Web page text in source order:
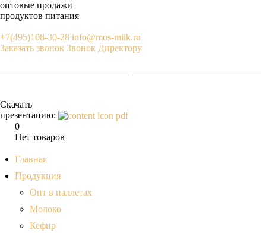
оптовые продажи
продуктов питания
+7(495)108-30-28 info@mos-milk.ru
Заказать звонок Звонок Директору
Скачать
презентацию:
0
Нет товаров
Главная
Продукция
Опт в паллетах
Молоко
Кефир